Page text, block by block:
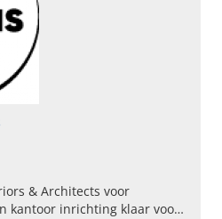
& Architects voor
kantoor inrichting klaar voor